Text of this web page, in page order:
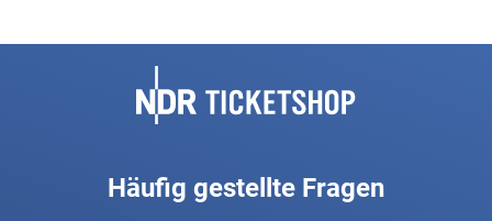
Häufig gestellte Fragen